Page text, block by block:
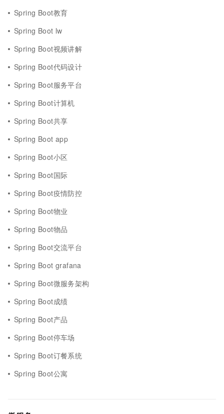
Spring Boot教育
Spring Boot lw
Spring Boot视频讲解
Spring Boot代码设计
Spring Boot服务平台
Spring Boot计算机
Spring Boot共享
Spring Boot app
Spring Boot小区
Spring Boot国际
Spring Boot疫情防控
Spring Boot物业
Spring Boot物品
Spring Boot交流平台
Spring Boot grafana
Spring Boot微服务架构
Spring Boot成绩
Spring Boot产品
Spring Boot停车场
Spring Boot订餐系统
Spring Boot公寓